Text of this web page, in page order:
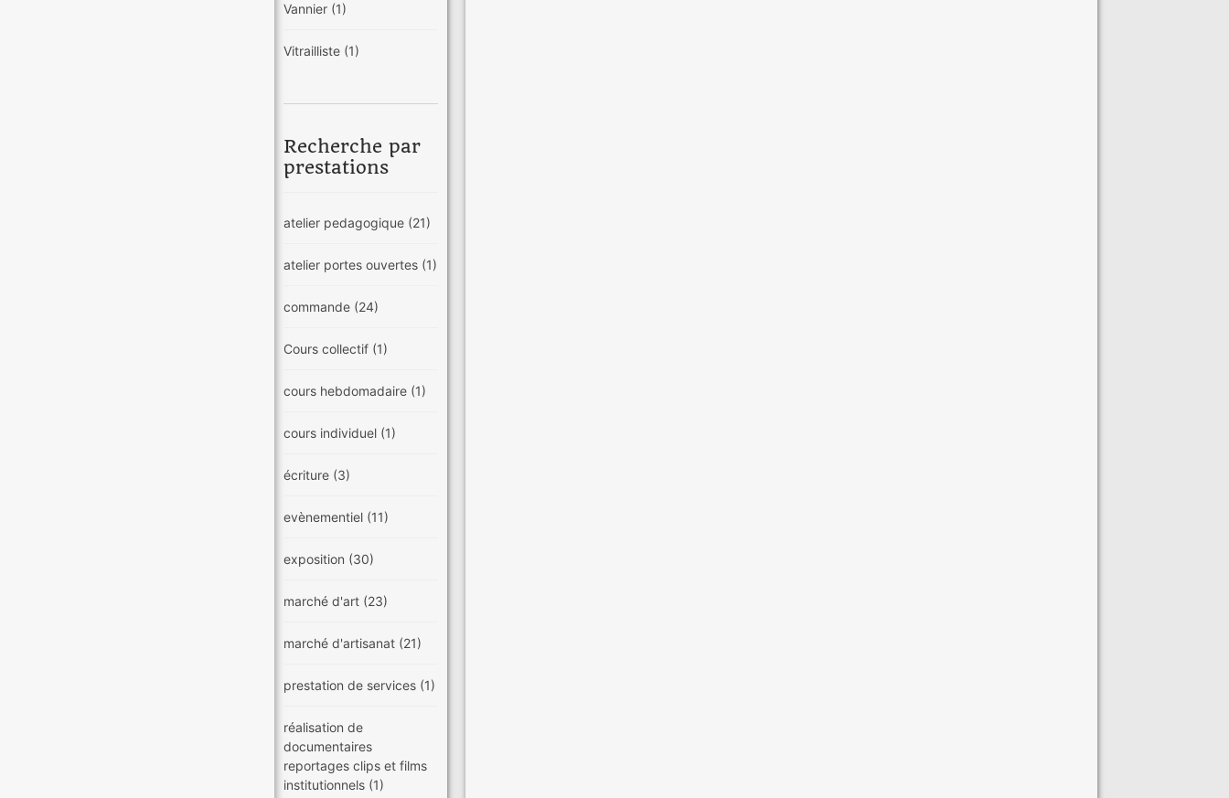
Vannier (1)
Vitrailliste (1)
Recherche par
prestations
atelier pedagogique (21)
atelier portes ouvertes (1)
commande (24)
Cours collectif (1)
cours hebdomadaire (1)
cours individuel (1)
écriture (3)
evènementiel (11)
exposition (30)
marché d'art (23)
marché d'artisanat (21)
prestation de services (1)
réalisation de
documentaires
reportages clips et films
institutionnels (1)